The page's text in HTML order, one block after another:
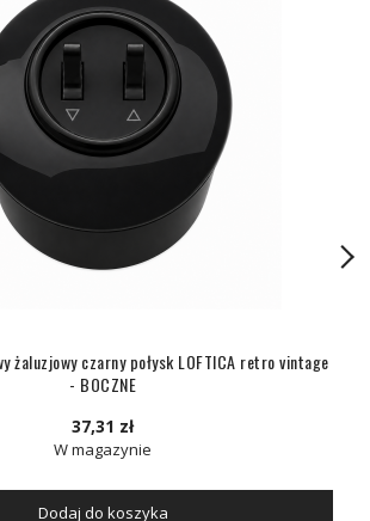
żaluzjowy czarny połysk LOFTICA retro vintage
- BOCZNE
37,31 zł
W magazynie
Dodaj do koszyka